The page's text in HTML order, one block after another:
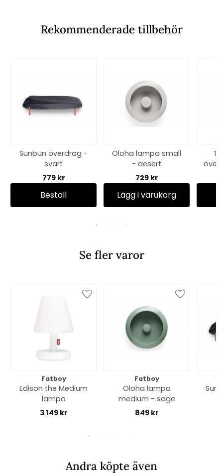
Rekommenderade tillbehör
Sunbun överdrag -
svart
779 kr
Beställ
Oloha lampa small
- desert
729 kr
Lägg i varukorg
Se fler varor
Fatboy
Edison the Medium
lampa
3 149 kr
Fatboy
Oloha lampa
medium - sage
849 kr
Andra köpte även